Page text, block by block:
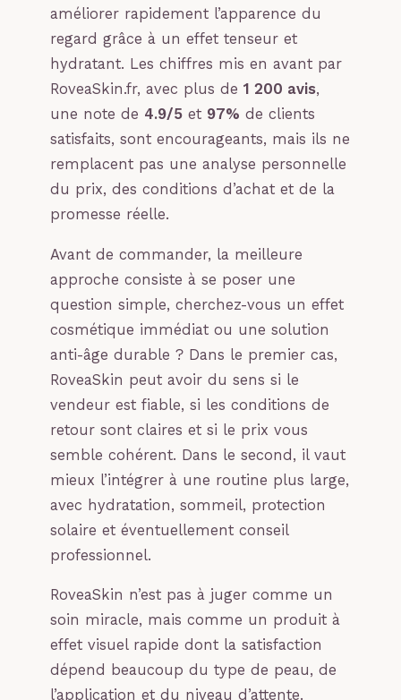
améliorer rapidement l’apparence du
regard grâce à un effet tenseur et
hydratant. Les chiffres mis en avant par
RoveaSkin.fr, avec plus de 1 200 avis,
une note de 4.9/5 et 97% de clients
satisfaits, sont encourageants, mais ils ne
remplacent pas une analyse personnelle
du prix, des conditions d’achat et de la
promesse réelle.
Avant de commander, la meilleure
approche consiste à se poser une
question simple, cherchez-vous un effet
cosmétique immédiat ou une solution
anti-âge durable ? Dans le premier cas,
RoveaSkin peut avoir du sens si le
vendeur est fiable, si les conditions de
retour sont claires et si le prix vous
semble cohérent. Dans le second, il vaut
mieux l’intégrer à une routine plus large,
avec hydratation, sommeil, protection
solaire et éventuellement conseil
professionnel.
RoveaSkin n’est pas à juger comme un
soin miracle, mais comme un produit à
effet visuel rapide dont la satisfaction
dépend beaucoup du type de peau, de
l’application et du niveau d’attente.